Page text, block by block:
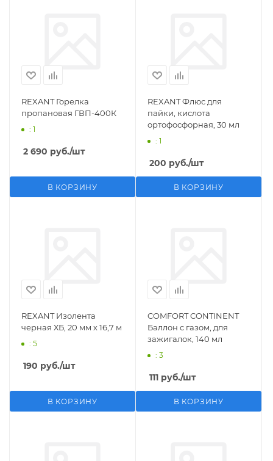
REXANT Горелка
пропановая ГВП-400К
: 1
2 690 руб./шт
В КОРЗИНУ
REXANT Флюс для
пайки, кислота
ортофосфорная, 30 мл
: 1
200 руб./шт
В КОРЗИНУ
REXANT Изолента
черная ХБ, 20 мм х 16,7 м
: 5
190 руб./шт
В КОРЗИНУ
COMFORT CONTINENT
Баллон с газом, для
зажигалок, 140 мл
: 3
111 руб./шт
В КОРЗИНУ